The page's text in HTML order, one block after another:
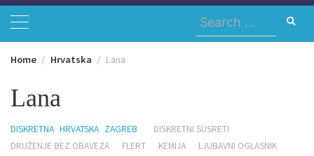
Search
for:
Home Hrvatska Lana
Lana
DISKRETNA HRVATSKA ZAGREB
DISKRETNI SUSRETI
DRUŽENJE BEZ OBAVEZA
FLERT KEMIJA
LJUBAVNI OGLASNIK